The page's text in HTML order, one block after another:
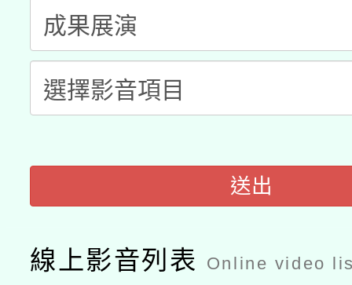
pilot」
有關大陸委員會函釋公
薪期間赴陸應申請許可
轉知經濟部水利署委託
業技術研究院辦理「
115年8月22日(星期六
開 智慧啟航」
「2026桃園藝術巡演
關事宜
送出
線上影音列表 Online video